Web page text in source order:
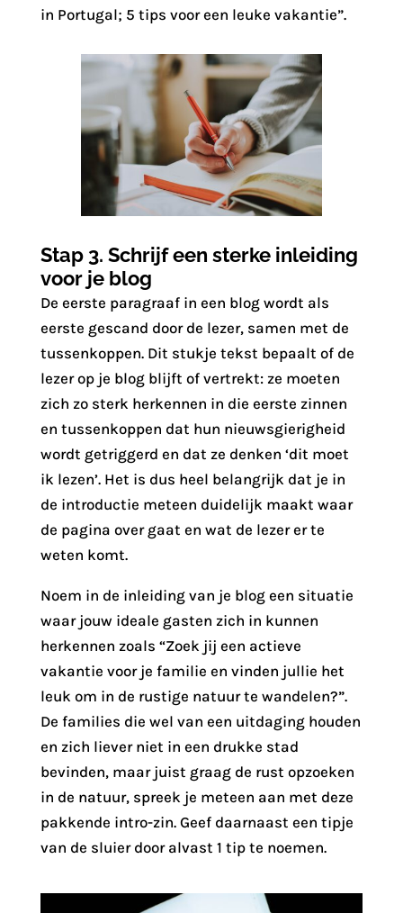
in Portugal; 5 tips voor een leuke vakantie”.
Stap 3. Schrijf een sterke inleiding
voor je blog
De eerste paragraaf in een blog wordt als
eerste gescand door de lezer, samen met de
tussenkoppen. Dit stukje tekst bepaalt of de
lezer op je blog blijft of vertrekt: ze moeten
zich zo sterk herkennen in die eerste zinnen
en tussenkoppen dat hun nieuwsgierigheid
wordt getriggerd en dat ze denken ‘dit moet
ik lezen’. Het is dus heel belangrijk dat je in
de introductie meteen duidelijk maakt waar
de pagina over gaat en wat de lezer er te
weten komt.
Noem in de inleiding van je blog een situatie
waar jouw ideale gasten zich in kunnen
herkennen zoals “Zoek jij een actieve
vakantie voor je familie en vinden jullie het
leuk om in de rustige natuur te wandelen?”.
De families die wel van een uitdaging houden
en zich liever niet in een drukke stad
bevinden, maar juist graag de rust opzoeken
in de natuur, spreek je meteen aan met deze
pakkende intro-zin. Geef daarnaast een tipje
van de sluier door alvast 1 tip te noemen.